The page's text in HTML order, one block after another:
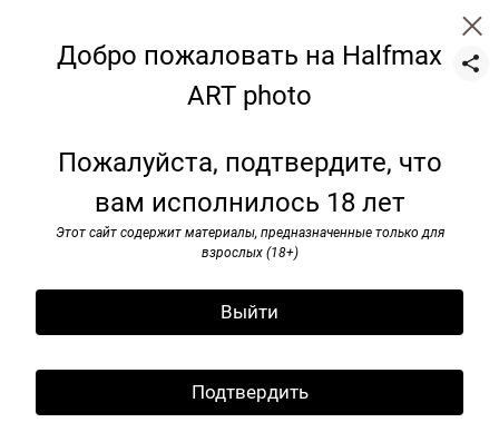
Добро пожаловать на Halfmax
ART photo
Пожалуйста, подтвердите, что
вам исполнилось 18 лет
Этот сайт содержит материалы, предназначенные только для
взрослых (18+)
Выйти
Подтвердить
Glasses